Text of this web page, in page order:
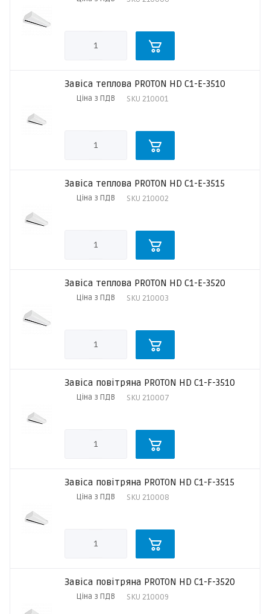
Завіса теплова PROTON HD C1-Е-3510
Ціна з ПДВ SKU 210001
Завіса теплова PROTON HD C1-Е-3515
Ціна з ПДВ SKU 210002
Завіса теплова PROTON HD C1-Е-3520
Ціна з ПДВ SKU 210003
Завіса повітряна PROTON HD C1-F-3510
Ціна з ПДВ SKU 210007
Завіса повітряна PROTON HD C1-F-3515
Ціна з ПДВ SKU 210008
Завіса повітряна PROTON HD C1-F-3520
Ціна з ПДВ SKU 210009